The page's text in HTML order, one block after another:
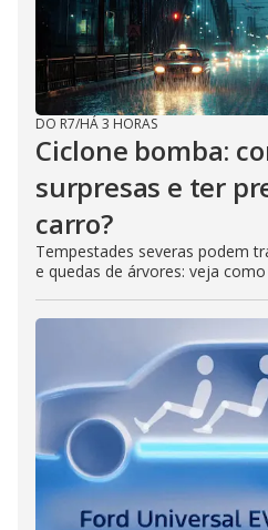
DO R7/HÁ 3 HORAS
Ciclone bomba:
surpresas e ter
carro?
Tempestades severas podem
e quedas de árvores: veja